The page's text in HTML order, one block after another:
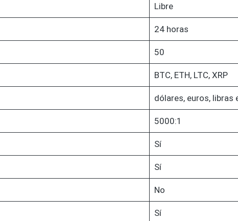
Libre
24 horas
50
BTC, ETH, LTC, XRP
dólares, euros, libras
5000:1
Sí
Sí
No
Sí